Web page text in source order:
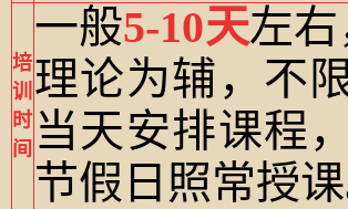
培
训
时
间
一般5-10天左
理论为辅，不
当天安排课程
节假日照常授课